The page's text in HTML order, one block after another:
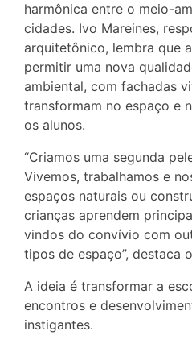
harmônica entre o meio-
cidades. Ivo Mareines,
arquitetônico, lembra que
permitir uma nova
ambiental, com fachadas
transformam no espaço e
os alunos.
“Criamos uma segunda
Vivemos, trabalhamos e
espaços naturais ou
crianças aprendem
vindos do convívio com
tipos de espaço”, destaca
A ideia é transformar a
encontros e
instigantes.